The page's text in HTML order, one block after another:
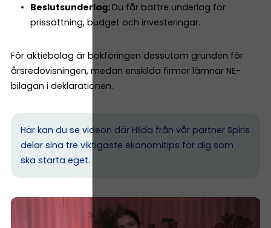
Beslutsunderlag: Du får bättre underlag för
prissättning, budget och investeringar.
För aktiebolag är bokföringen dessutom grunden för
årsredovisningen, medan enskilda firmor lämnar NE-
bilagan i deklarationen.
Här kan du se videon där Hilda från vår partner Spiris
delar sina tre viktigaste ekonomitips för dig som
ska starta eget.